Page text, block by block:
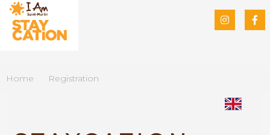
Home Registration